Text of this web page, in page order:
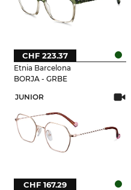
Etnia Barcelona
BORJA - GRBE
CHF 223.37
JUNIOR
CHF 167.29